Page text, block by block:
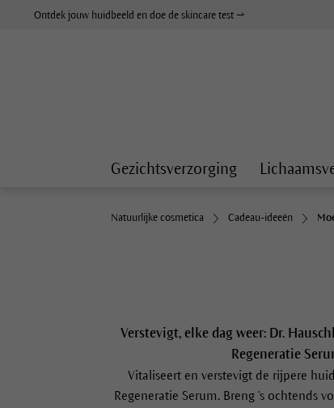
Ontdek jouw huidbeeld en doe de skincare test →
Gezichtsverzorging
Natuurlijke cosmetica Cadeau-ideeën
Verstevigt, elke dag weer: Dr.
Regeneratie
Vitaliseert en verstevigt de rijpere
Regeneratie Serum. Breng 's ochtends